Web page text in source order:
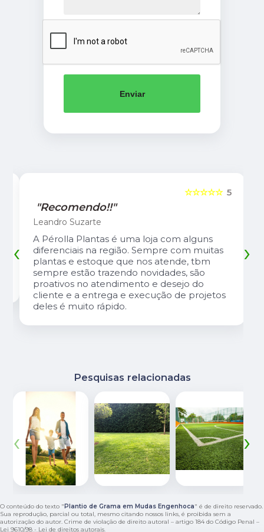
Enviar
5
☆☆☆☆☆
"Recomendo!!"
Leandro Suzarte
A Pérolla Plantas é uma loja com alguns
diferenciais na região. Sempre com muitas
plantas e estoque que nos atende, tbm
sempre estão trazendo novidades, são
proativos no atendimento e desejo do
cliente e a entrega e execução de projetos
deles é muito rápido.
‹ ›
Pesquisas relacionadas
‹ ›
O conteúdo do texto "Plantio de Grama em Mudas Engenhoca" é de direito reservado.
Sua reprodução, parcial ou total, mesmo citando nossos links, é proibida sem a
autorização do autor. Crime de violação de direito autoral – artigo 184 do Código Penal –
Lei 9610/98 - Lei de direitos autorais.